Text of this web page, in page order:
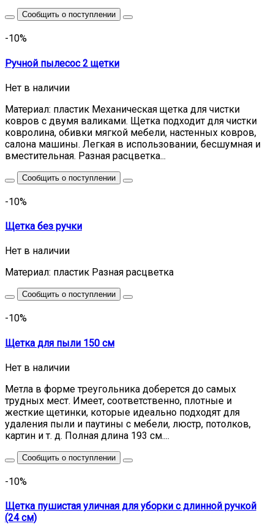
Сообщить о поступлении
-10%
Ручной пылесос 2 щетки
Нет в наличии
Материал: пластик Механическая щетка для чистки
ковров с двумя валиками. Щетка подходит для чистки
ковролина, обивки мягкой мебели, настенных ковров,
салона машины. Легкая в использовании, бесшумная и
вместительная. Разная расцветка...
Сообщить о поступлении
-10%
Щетка без ручки
Нет в наличии
Материал: пластик Разная расцветка
Сообщить о поступлении
-10%
Щетка для пыли 150 см
Нет в наличии
Метла в форме треугольника доберется до самых
трудных мест. Имеет, соответственно, плотные и
жесткие щетинки, которые идеально подходят для
удаления пыли и паутины с мебели, люстр, потолков,
картин и т. д. Полная длина 193 см....
Сообщить о поступлении
-10%
Щетка пушистая уличная для уборки с длинной ручкой
(24 см)